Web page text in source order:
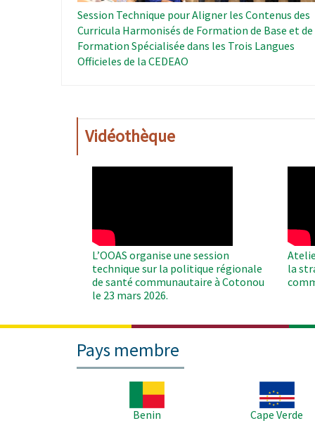
Session Technique pour Aligner les Contenus des
Curricula Harmonisés de Formation de Base et de
Formation Spécialisée dans les Trois Langues
Officieles de la CEDEAO
Vidéothèque
L’OOAS organise une session
technique sur la politique régionale
de santé communautaire à Cotonou
le 23 mars 2026.
la
Pays membre
Benin
Cape Verde